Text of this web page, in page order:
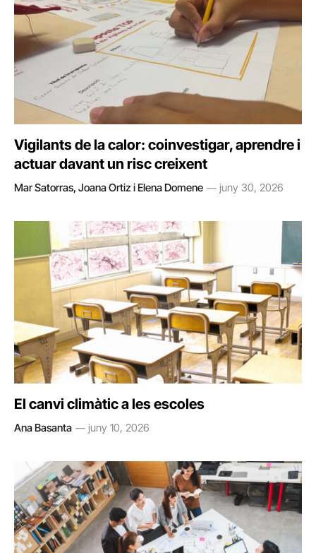
Vigilants de la calor: coinvestigar, aprendre i
actuar davant un risc creixent
Mar Satorras, Joana Ortiz i Elena Domene juny 30, 2026
El canvi climàtic a les escoles
Ana Basanta juny 10, 2026